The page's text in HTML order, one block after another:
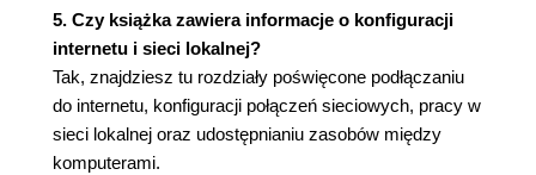
Protokół DHCP (111)
Bezpośrednie połączenie komputerów (111)
Grupa robocza - tworzenie lub modyfikacja -
system Windows (117)
Grupa robocza - tworzenie lub modyfikacja -
system Kubuntu (121)
5. Czy książka zawiera informacje o konfiguracji
internetu i sieci lokalnej?
Tak, znajdziesz tu rozdziały poświęcone podłączaniu
do internetu, konfiguracji połączeń sieciowych, pracy w
sieci lokalnej oraz udostępnianiu zasobów między
komputerami.